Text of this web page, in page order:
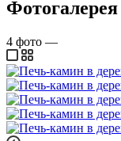
Фотогалерея
4 фото —